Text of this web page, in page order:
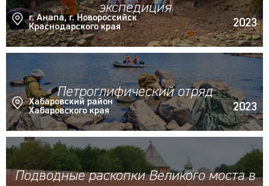
экспедиция
г. Анапа, г. Новороссийск
Краснодарского края
2023
Петроглифический отряд
Хабаровский район
Хабаровского края
2023
Подводные раскопки Великого моста в